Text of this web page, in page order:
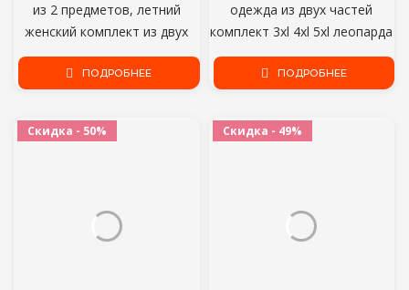
из 2 предметов, летний
женский комплект из двух
предметов, Женский
фотоаксессуар, 4XL, 5XL,
ПОДРОБНЕЕ
одежда из двух частей
комплект 3xl 4xl 5xl леопарда
слишком большой
комплекты одежды
летней одежды красного и
черного цвета размера плюс
ПОДРОБНЕЕ
Скидка - 50% Скидка - 49%